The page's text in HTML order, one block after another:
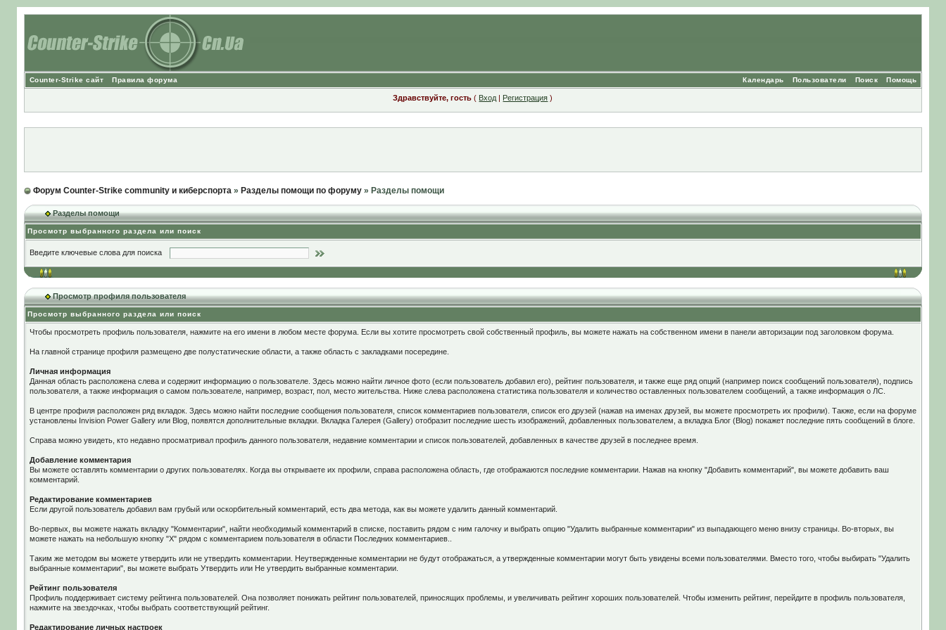
Counter-Strike сайт Правила форума Помощь
Поиск
Пользователи
Календарь
Здравствуйте, гость ( Вход | Регистрация )
Форум Counter-Strike community и киберспорта» Разделы помощи по форуму» Разделы помощи
Разделы помощи
Просмотр выбранного раздела или поиск
Введите ключевые слова для поиска
Просмотр профиля пользователя
Просмотр выбранного раздела или поиск
Чтобы просмотреть профиль пользователя, нажмите на его имени в любом месте форума. Если вы хотите просмотреть свой собственный профиль, вы можете нажать на собственном имени в панели авторизации под заголовком форума.
На главной странице профиля размещено две полустатические области, а также область с закладками посередине.
Личная информация
Данная область расположена слева и содержит информацию о пользователе. Здесь можно найти личное фото (если пользователь добавил его), рейтинг пользователя, и также еще ряд опций (например поиск сообщений пользователя), подпись
пользователя, а также информация о самом пользователе, например, возраст, пол, место жительства. Ниже слева расположена статистика пользователя и количество оставленных пользователем сообщений, а также информация о ЛС.
В центре профиля расположен ряд вкладок. Здесь можно найти последние сообщения пользователя, список комментариев пользователя, список его друзей (нажав на именах друзей, вы можете просмотреть их профили). Также, если на форуме
установлены Invision Power Gallery или Blog, появятся дополнительные вкладки. Вкладка Галерея (Gallery) отобразит последние шесть изображений, добавленных пользователем, а вкладка Блог (Blog) покажет последние пять сообщений в блоге.
Справа можно увидеть, кто недавно просматривал профиль данного пользователя, недавние комментарии и список пользователей, добавленных в качестве друзей в последнее время.
Добавление комментария
Вы можете оставлять комментарии о других пользователях. Когда вы открываете их профили, справа расположена область, где отображаются последние комментарии. Нажав на кнопку "Добавить комментарий", вы можете добавить ваш
комментарий.
Редактирование комментариев
Если другой пользователь добавил вам грубый или оскорбительный комментарий, есть два метода, как вы можете удалить данный комментарий.
Во-первых, вы можете нажать вкладку "Комментарии", найти необходимый комментарий в списке, поставить рядом с ним галочку и выбрать опцию "Удалить выбранные комментарии" из выпадающего меню внизу страницы. Во-вторых, вы
можете нажать на небольшую кнопку "Х" рядом с комментарием пользователя в области Последних комментариев..
Таким же методом вы можете утвердить или не утвердить комментарии. Неутвержденные комментарии не будут отображаться, а утвержденные комментарии могут быть увидены всеми пользователями. Вместо того, чтобы выбирать "Удалить
выбранные комментарии", вы можете выбрать Утвердить или Не утвердить выбранные комментарии.
Рейтинг пользователя
Профиль поддерживает систему рейтинга пользователей. Она позволяет понижать рейтинг пользователей, приносящих проблемы, и увеличивать рейтинг хороших пользователей. Чтобы изменить рейтинг, перейдите в профиль пользователя,
нажмите на звездочках, чтобы выбрать соответствующий рейтинг.
Редактирование личных настроек